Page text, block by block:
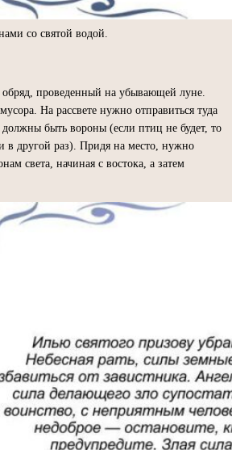
со святой водой.
проведенный на убывающей луне.
На рассвете нужно отправиться туда
быть вороны (если птиц не будет, то
в другой раз). Придя на место, нужно
света, начиная с востока, а затем